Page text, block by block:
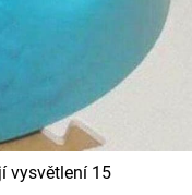
vysvětlení 15